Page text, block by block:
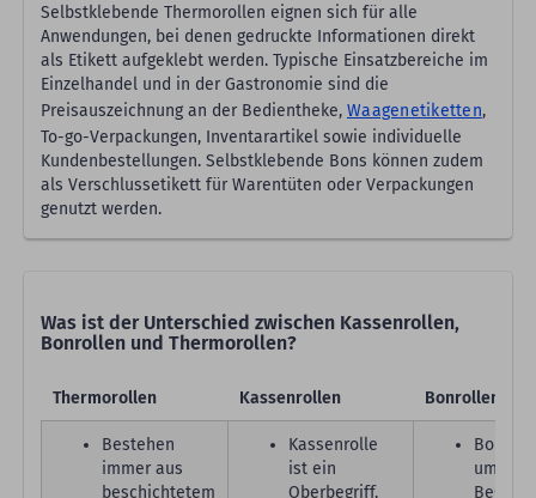
Selbstklebende Thermorollen eignen sich für alle
Anwendungen, bei denen gedruckte Informationen direkt
als Etikett aufgeklebt werden. Typische Einsatzbereiche im
Einzelhandel und in der Gastronomie sind die
Preisauszeichnung an der Bedientheke, Waagenetiketten,
To-go-Verpackungen, Inventarartikel sowie individuelle
Kundenbestellungen. Selbstklebende Bons können zudem
als Verschlussetikett für Warentüten oder Verpackungen
genutzt werden.
Was ist der Unterschied zwischen Kassenrollen,
Bonrollen und Thermorollen?
Thermorollen Kassenrollen Bonrollen
Bestehen
immer aus
beschichtetem
Kassenrolle
ist ein
Oberbegriff,
Begriff,